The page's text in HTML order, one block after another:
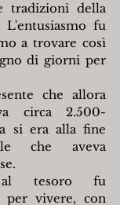
tradizioni della
fu
a trovare così
di giorni per
che allora
circa 2.500-
si era alla fine
che aveva
al tesoro fu
per vivere, con